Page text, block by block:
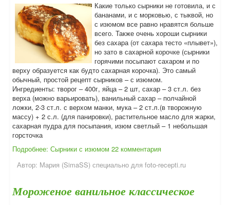
Какие только сырники не готовила, и с
бананами, и с морковью, с тыквой, но
с изюмом все равно нравятся больше
всего. Также очень хороши сырники
без сахара (от сахара тесто «плывет»),
но зато в сахарной корочке (сырники
горячими посыпают сахаром и по
верху образуется как будто сахарная корочка). Это самый
обычный, простой рецепт сырников – с изюмом.
Ингредиенты: творог – 400г, яйца – 2 шт, сахар – 3 ст.л. без
верха (можно варьировать), ванильный сахар – полчайной
ложки, 2-3 ст.л. с верхом манки, мука – 2 ст.л.(в творожную
массу) + 2 с.л. (для панировки), растительное масло для жарки,
сахарная пудра для посыпания, изюм светлый – 1 небольшая
горсточка
Подробнее: Сырники с изюмом 22 комментария
Автор: Мария (SimaSS) специально для foto-recepti.ru
Мороженое ванильное классическое